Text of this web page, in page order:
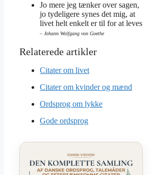
Jo mere jeg tænker over sagen,
jo tydeligere synes det mig, at
livet helt enkelt er til for at leves
– Johann Wolfgang von Goethe
Citater om livet
Citater om kvinder og mænd
Ordsprog om lykke
Gode ordsprog